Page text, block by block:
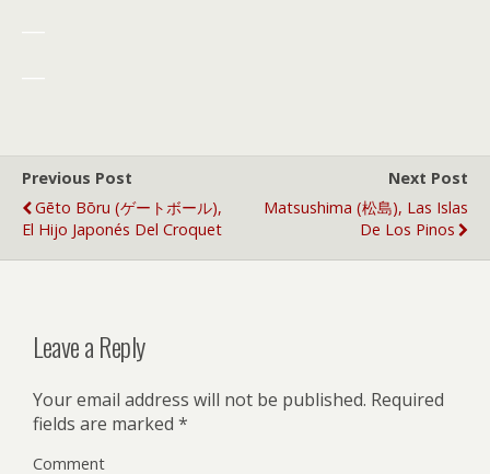
Previous Post
Gēto Bōru (ゲートボール),
El Hijo Japonés Del Croquet
Next Post
Matsushima (松島), Las Islas
De Los Pinos
Leave a Reply
Your email address will not be published. Required
fields are marked *
Comment